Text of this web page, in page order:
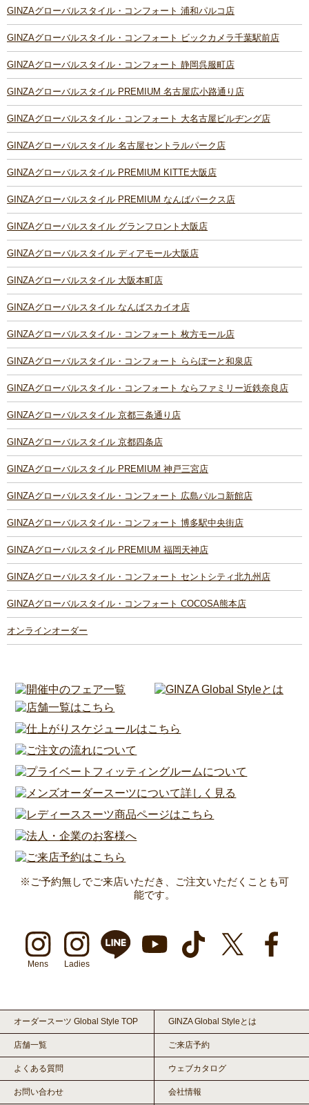
GINZAグローバルスタイル・コンフォート 浦和パルコ店
GINZAグローバルスタイル・コンフォート ビックカメラ千葉駅前店
GINZAグローバルスタイル・コンフォート 静岡呉服町店
GINZAグローバルスタイル PREMIUM 名古屋広小路通り店
GINZAグローバルスタイル・コンフォート 大名古屋ビルヂング店
GINZAグローバルスタイル 名古屋セントラルパーク店
GINZAグローバルスタイル PREMIUM KITTE大阪店
GINZAグローバルスタイル PREMIUM なんばパークス店
GINZAグローバルスタイル グランフロント大阪店
GINZAグローバルスタイル ディアモール大阪店
GINZAグローバルスタイル 大阪本町店
GINZAグローバルスタイル なんばスカイオ店
GINZAグローバルスタイル・コンフォート 枚方モール店
GINZAグローバルスタイル・コンフォート ららぽーと和泉店
GINZAグローバルスタイル・コンフォート ならファミリー近鉄奈良店
GINZAグローバルスタイル 京都三条通り店
GINZAグローバルスタイル 京都四条店
GINZAグローバルスタイル PREMIUM 神戸三宮店
GINZAグローバルスタイル・コンフォート 広島パルコ新館店
GINZAグローバルスタイル・コンフォート 博多駅中央街店
GINZAグローバルスタイル PREMIUM 福岡天神店
GINZAグローバルスタイル・コンフォート セントシティ北九州店
GINZAグローバルスタイル・コンフォート COCOSA熊本店
オンラインオーダー
※ご予約無しでご来店いただき、ご注文いただくことも可
能です。
Mens Ladies
オーダースーツ Global Style TOP GINZA Global Styleとは
店舗一覧 ご来店予約
よくある質問 ウェブカタログ
お問い合わせ 会社情報